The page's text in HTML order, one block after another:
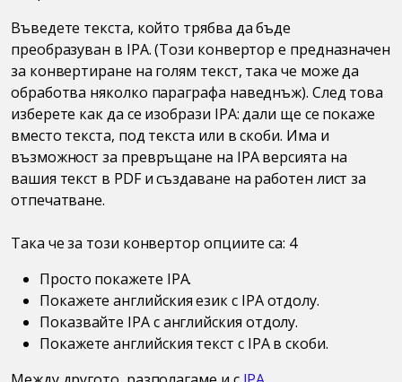
Въведете текста, който трябва да бъде
преобразуван в IPA. (Този конвертор е предназначен
за конвертиране на голям текст, така че може да
обработва няколко параграфа наведнъж). След това
изберете как да се изобрази IPA: дали ще се покаже
вместо текста, под текста или в скоби. Има и
възможност за превръщане на IPA версията на
вашия текст в PDF и създаване на работен лист за
отпечатване.
Така че за този конвертор опциите са: 4
Просто покажете IPA.
Покажете английския език с IPA отдолу.
Показвайте IPA с английския отдолу.
Покажете английския текст с IPA в скоби.